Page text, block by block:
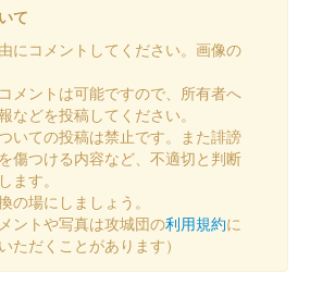
城天守閣（小倉城庭園）に入城するとも
和泉守兼定版
『刀剣乱舞』デジタルスタンプラリーin
城天守閣（小倉城庭園）に入城するとも
て
にコメントしてください。画像の
メントは可能ですので、所有者へ
などを投稿してください。
いての投稿は禁止です。また誹謗
傷つける内容など、不適切と判断
ます。
の場にしましょう。
ントや写真は攻城団の利用規約に
ただくことがあります）